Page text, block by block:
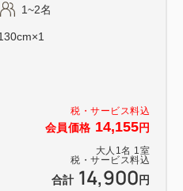
税・サービス料込
会員価格 14,155円
大人 1 名 1 室
税・サービス料込
合計 14,900円
1~2名